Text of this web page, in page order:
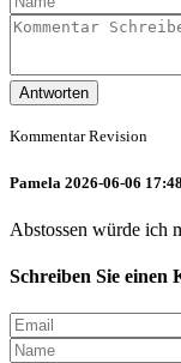
Antworten
Kommentar Revision
Pamela 2026-06-06
Abstossen würde ich
Schreiben Sie einen